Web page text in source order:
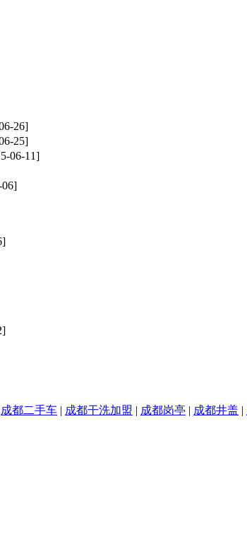
26]
25]
06-11]
06]
成都二手车 | 成都干洗加盟 | 成都岗亭 | 成都井盖 |